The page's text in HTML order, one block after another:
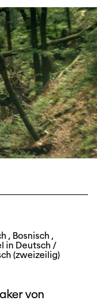
, Bosnisch ,
in Deutsch /
(zweizeilig)
von